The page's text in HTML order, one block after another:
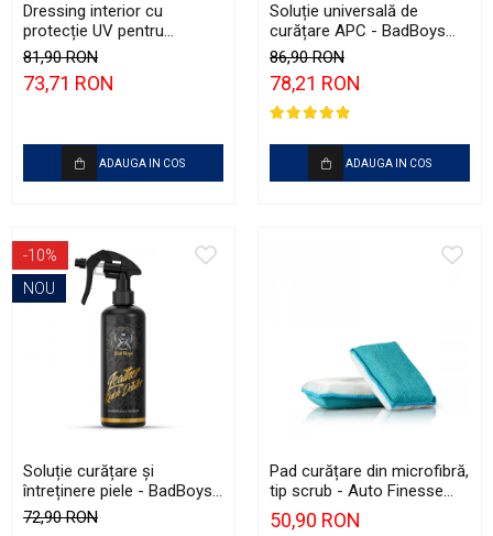
Dressing interior cu
protecție UV pentru
plastice - BadBoys Interior
Dressing Cola (500ml)
81,90 RON
73,71 RON
ADAUGA IN COS
Soluție universală de
curățare APC - BadBoys
Perfumed APC (1L)
86,90 RON
78,21 RON
ADAUGA IN COS
-10%
NOU
Soluție curățare şi
întreținere piele - BadBoys
Leather QD (500ml)
72,90 RON
Pad curățare din microfibră,
tip scrub - Auto Finesse
RevitaScrub Pad (Pack of
2)
50,90 RON